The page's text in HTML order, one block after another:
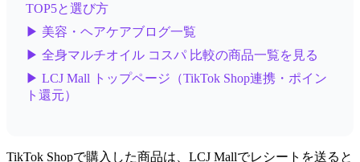
TOP5と選び方
▶ 美容・ヘアケアブログ一覧
▶ 全身マルチオイル コスパ 比較の商品一覧を見る
▶ LCJ Mall トップページ（TikTok Shop連携・ポイン
ト還元）
TikTok Shopで購入した商品は、LCJ Mallでレシートを送ると